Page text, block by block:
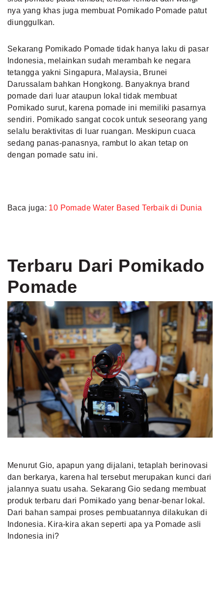
nya yang khas juga membuat Pomikado Pomade patut
diunggulkan.
Sekarang Pomikado Pomade tidak hanya laku di pasar
Indonesia, melainkan sudah merambah ke negara
tetangga yakni Singapura, Malaysia, Brunei
Darussalam bahkan Hongkong. Banyaknya brand
pomade dari luar ataupun lokal tidak membuat
Pomikado surut, karena pomade ini memiliki pasarnya
sendiri. Pomikado sangat cocok untuk seseorang yang
selalu beraktivitas di luar ruangan. Meskipun cuaca
sedang panas-panasnya, rambut lo akan tetap on
dengan pomade satu ini.
Baca juga: 10 Pomade Water Based Terbaik di Dunia
Terbaru Dari Pomikado
Pomade
Menurut Gio, apapun yang dijalani, tetaplah berinovasi
dan berkarya, karena hal tersebut merupakan kunci dari
jalannya suatu usaha. Sekarang Gio sedang membuat
produk terbaru dari Pomikado yang benar-benar lokal.
Dari bahan sampai proses pembuatannya dilakukan di
Indonesia. Kira-kira akan seperti apa ya Pomade asli
Indonesia ini?